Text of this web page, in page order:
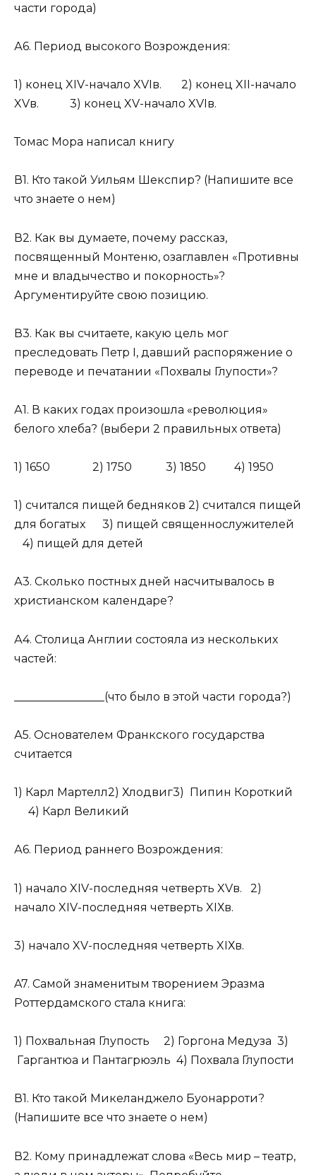
части города)
А6. Период высокого Возрождения:
1) конец XIV-начало XVIв. 2) конец XII-начало
XVв. 3) конец XV-начало XVIв.
Томас Мора написал книгу
В1. Кто такой Уильям Шекспир? (Напишите все
что знаете о нем)
В2. Как вы думаете, почему рассказ,
посвященный Монтеню, озаглавлен «Противны
мне и владычество и покорность»?
Аргументируйте свою позицию.
В3. Как вы считаете, какую цель мог
преследовать Петр I, давший распоряжение о
переводе и печатании «Похвалы Глупости»?
А1. В каких годах произошла «революция»
белого хлеба? (выбери 2 правильных ответа)
1) 1650 2) 1750 3) 1850 4) 1950
1) считался пищей бедняков 2) считался пищей
для богатых 3) пищей священнослужителей
4) пищей для детей
А3. Сколько постных дней насчитывалось в
христианском календаре?
А4. Столица Англии состояла из нескольких
частей:
________________(что было в этой части города?)
А5. Основателем Франкского государства
считается
1) Карл Мартелл2) Хлодвиг3) Пипин Короткий
4) Карл Великий
А6. Период раннего Возрождения:
1) начало XIV-последняя четверть XVв. 2)
начало XIV-последняя четверть XIХв.
3) начало XV-последняя четверть XIХв.
A7. Самой знаменитым творением Эразма
Роттердамского стала книга:
1) Похвальная Глупость 2) Горгона Медуза 3)
Гаргантюа и Пантагрюэль 4) Похвала Глупости
В1. Кто такой Микеланджело Буонарроти?
(Напишите все что знаете о нем)
В2. Кому принадлежат слова «Весь мир – театр,